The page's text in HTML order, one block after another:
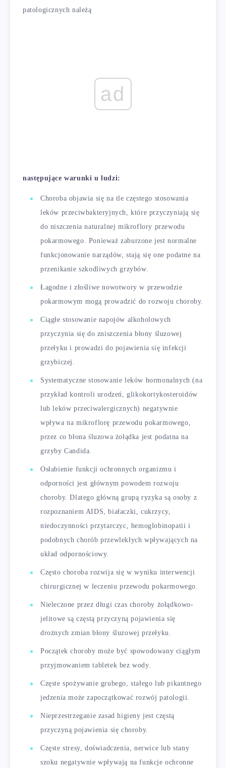
patologicznych należą
ad
następujące warunki u ludzi:
Choroba objawia się na tle częstego stosowania
leków przeciwbakteryjnych, które przyczyniają się
do niszczenia naturalnej mikroflory przewodu
pokarmowego. Ponieważ zaburzone jest normalne
funkcjonowanie narządów, stają się one podatne na
przenikanie szkodliwych grzybów.
Łagodne i złośliwe nowotwory w przewodzie
pokarmowym mogą prowadzić do rozwoju choroby.
Ciągłe stosowanie napojów alkoholowych
przyczynia się do zniszczenia błony śluzowej
przełyku i prowadzi do pojawienia się infekcji
grzybiczej.
Systematyczne stosowanie leków hormonalnych (na
przykład kontroli urodzeń, glikokortykosteroidów
lub leków przeciwalergicznych) negatywnie
wpływa na mikroflorę przewodu pokarmowego,
przez co błona śluzowa żołądka jest podatna na
grzyby Candida.
Osłabienie funkcji ochronnych organizmu i
odporności jest głównym powodem rozwoju
choroby. Dlatego główną grupą ryzyka są osoby z
rozpoznaniem AIDS, białaczki, cukrzycy,
niedoczynności przytarczyc, hemoglobinopatii i
podobnych chorób przewlekłych wpływających na
układ odpornościowy.
Często choroba rozwija się w wyniku interwencji
chirurgicznej w leczeniu przewodu pokarmowego.
Nieleczone przez długi czas choroby żołądkowo-
jelitowe są częstą przyczyną pojawienia się
drożnych zmian błony śluzowej przełyku.
Początek choroby może być spowodowany ciągłym
przyjmowaniem tabletek bez wody.
Częste spożywanie grubego, stałego lub pikantnego
jedzenia może zapoczątkować rozwój patologii.
Nieprzestrzeganie zasad higieny jest częstą
przyczyną pojawienia się choroby.
Częste stresy, doświadczenia, nerwice lub stany
szoku negatywnie wpływają na funkcje ochronne